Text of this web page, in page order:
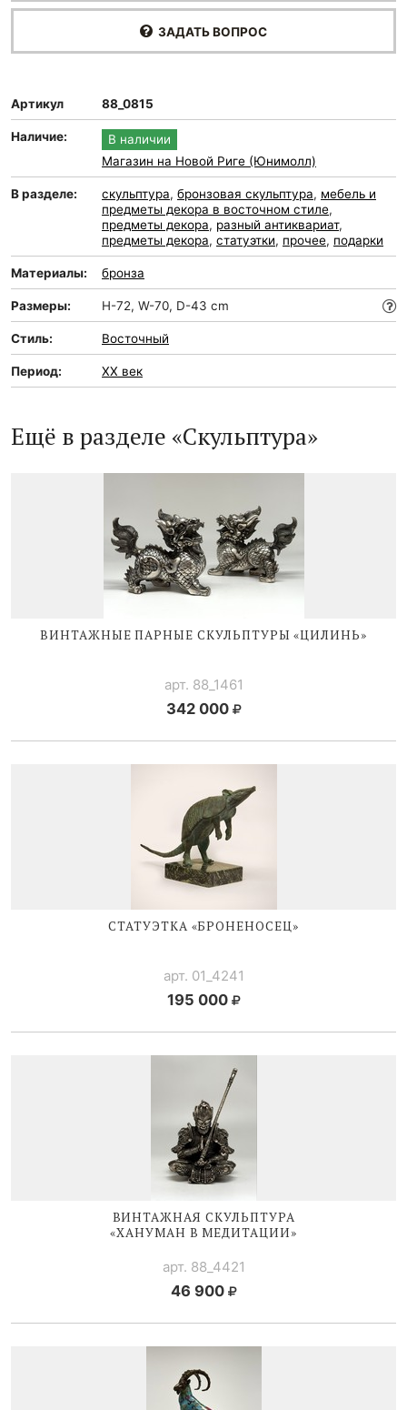
ЗАДАТЬ ВОПРОС
Артикул 88_0815
Наличие:
В наличии
Магазин на Новой Риге (Юнимолл)
В разделе: скульптура, бронзовая скульптура, мебель и
предметы декора в восточном стиле,
предметы декора, разный антиквариат,
предметы декора, статуэтки, прочее, подарки
Материалы: бронза
Размеры: H-72, W-70, D-43 cm
Стиль: Восточный
Период: XX век
Ещё в разделе «Скульптура»
ВИНТАЖНЫЕ ПАРНЫЕ СКУЛЬПТУРЫ «ЦИЛИНЬ»
арт. 88_1461
342 000
СТАТУЭТКА «БРОНЕНОСЕЦ»
арт. 01_4241
195 000
ВИНТАЖНАЯ СКУЛЬПТУРА
«ХАНУМАН В МЕДИТАЦИИ»
арт. 88_4421
46 900